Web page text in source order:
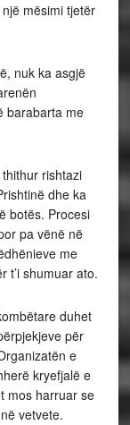
mësimi tjetër
nuk ka asgjë
barabarta me
rishtazi
dhe ka
botës. Procesi
pa vënë në
me
t’i shumuar ato.
duhet
për
e
kryefjalë e
mos harruar se
vetvete.